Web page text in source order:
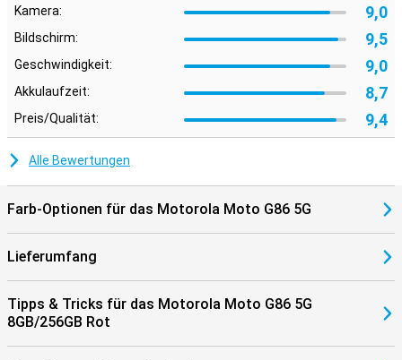
Gespräche klarer. Sie können deutlich mehr Details hören, wodurch
alles realistischer klingt. Motorola Moto G86 5G 8GB/256GB Rot
Kamera: 9,0
Bildschirm: 9,5
Geschwindigkeit: 9,0
Akkulaufzeit: 8,7
Preis/Qualität: 9,4
Alle Bewertungen
Farb-Optionen für das Motorola Moto G86 5G
Lieferumfang
Tipps & Tricks für das Motorola Moto G86 5G
8GB/256GB Rot